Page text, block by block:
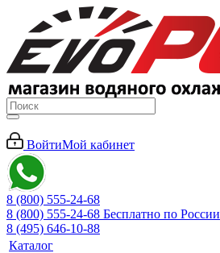
ВойтиМой кабинет
8 (800) 555-24-68
8 (800) 555-24-68 Бесплатно по России
8 (495) 646-10-88
Каталог